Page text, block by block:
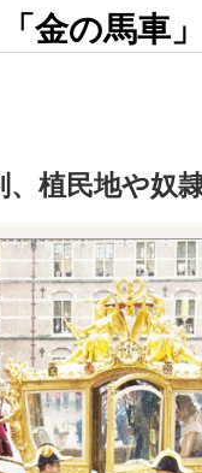
金の馬車
、植民地や奴